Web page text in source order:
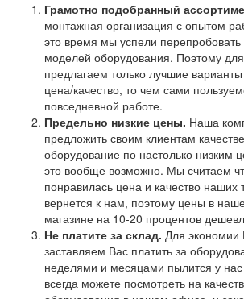
Грамотно подобранный
монтажная организация с опытом
это время мы успели
моделей оборудования. Поэтому
предлагаем только лучшие
цена/качество, то чем сами
повседневной работе.
Предельно низкие цены. Наша
предложить своим клиентам
оборудование по настолько низким
это вообще возможно. Мы считаем
понравилась цена и качество наших
вернется к нам, поэтому цены в
магазине на 10-20 процентов
Не платите за склад. Для
заставляем Вас платить за
неделями и месяцами пылится у
всегда можете посмотреть на